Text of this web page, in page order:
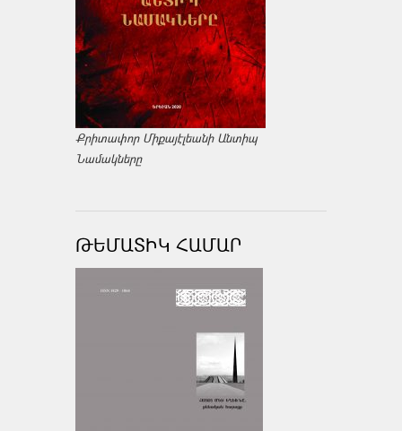
Քրիտափոր Միքայէլեանի Անտիպ
Նամակները
ԹԵՄԱՏԻԿ ՀԱՄԱՐ